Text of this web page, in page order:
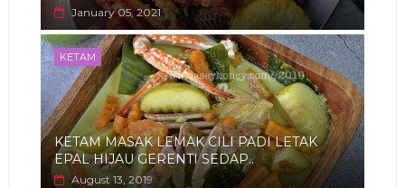
January 05, 2021
KETAM
KETAM MASAK LEMAK CILI PADI LETAK
EPAL HIJAU GERENTI SEDAP..
August 13, 2019